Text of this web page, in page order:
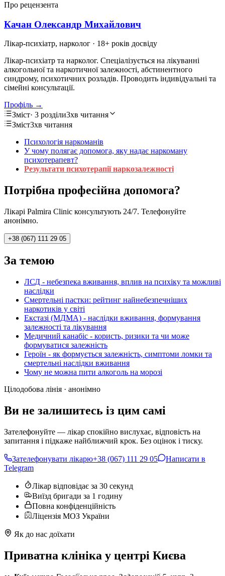
Про рецензента
Качан Олександр Михайлович
Лікар-психіатр, нарколог · 18+ років досвіду
Лікар-психіатр та нарколог. Спеціалізується на лікуванні
алкогольної та наркотичної залежності, абстинентного
синдрому, психотичних розладів. Проводить індивідуальні та
сімейні консультації.
Профіль →
Зміст· 3 розділи3хв читання
Зміст3хв читання
Психологія наркоманів
У чому полягає допомога, яку надає наркоману
психотерапевт?
Результати психотерапії наркозалежності
Потрібна професійна допомога?
Лікарі Palmira Clinic консультують 24/7. Телефонуйте
анонімно.
+38 (067) 111 29 05
За темою
ЛСД - небезпека вживання, вплив на психіку та можливі
наслідки
Смертельні пастки: рейтинг найнебезпечніших
наркотиків у світі
Екстазі (МДМА) - наслідки вживання, формування
залежності та лікування
Медичний канабіс - користь, ризики та чи може
формуватися залежність
Героїн - як формується залежність, симптоми ломки та
смертельні наслідки вживання
Чому не можна пити алкоголь на морозі
Цілодобова лінія · анонімно
Ви не залишитесь із цим самі
Зателефонуйте — лікар спокійно вислухає, відповість на
запитання і підкаже найближчий крок. Без оцінок і тиску.
Зателефонувати лікарю+38 (067) 111 29 05
Написати в
Telegram
Лікар відповідає за 30 секунд
Виїзд бригади за 1 годину
Повна конфіденційність
Ліцензія МОЗ України
Як до нас доїхати
Приватна клініка у центрі Києва